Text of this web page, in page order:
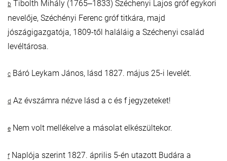
b Tibolth Mihály (1765‒1833) Széchenyi Lajos gróf egykori
nevelője, Széchényi Ferenc gróf titkára, majd
jószágigazgatója, 1809-től haláláig a Széchenyi család
levéltárosa.
c Báró Leykam János, lásd 1827. május 25-i levelét.
d Az évszámra nézve lásd a c és f jegyzeteket!
e Nem volt mellékelve a másolat elkészültekor.
f Naplója szerint 1827. április 5-én utazott Budára a